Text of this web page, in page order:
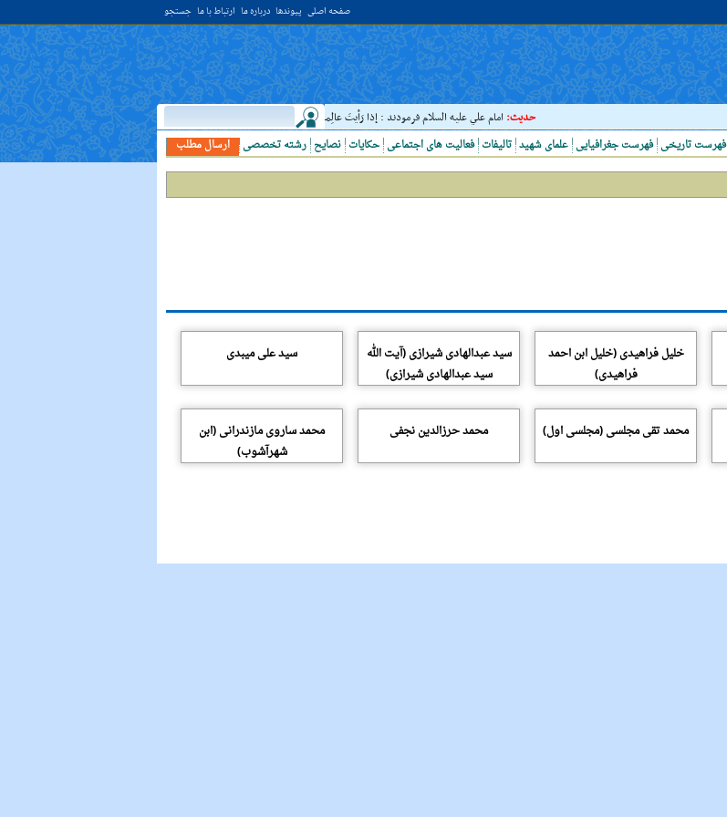
صفحه اصلی پیوندها درباره ما ارتباط با ما جستجو
حدیث:امام علي عليه السلام فرمودند : إذا رَأيتَ عالِما فَکُن لَهُ خادِما ؛ هرگاه دانشمندى ديدى، به او خدمت کن. ( غررالحکم ح ۴۰۴۴ )
ارسال مطلب
رشته تخصصی نصایح حکایات فعالیت های اجتماعی تالیفات علمای شهید فهرست جغرافیایی فهرست تاریخی
خلیل فراهیدی (خلیل ابن احمد
فراهیدی)
سید عبدالهادی شیرازی (آیت الله
سید عبدالهادی شیرازی)
سید علی میبدی
محمد تقی مجلسی (مجلسی اول) محمد حرزالدین نجفی
محمد ساروی مازندرانی (ابن
شهرآشوب)